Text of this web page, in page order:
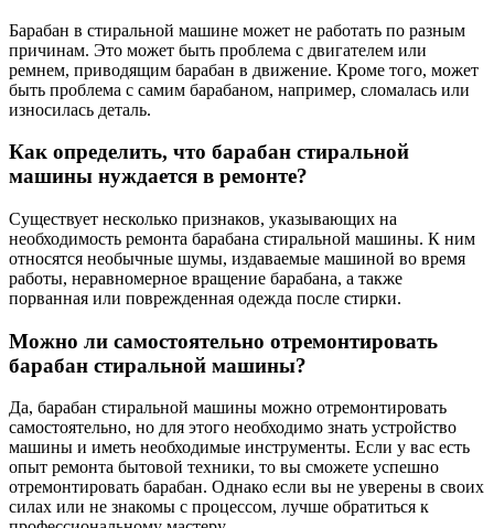
Барабан в стиральной машине может не работать по разным
причинам. Это может быть проблема с двигателем или
ремнем, приводящим барабан в движение. Кроме того, может
быть проблема с самим барабаном, например, сломалась или
износилась деталь.
Как определить, что барабан стиральной
машины нуждается в ремонте?
Существует несколько признаков, указывающих на
необходимость ремонта барабана стиральной машины. К ним
относятся необычные шумы, издаваемые машиной во время
работы, неравномерное вращение барабана, а также
порванная или поврежденная одежда после стирки.
Можно ли самостоятельно отремонтировать
барабан стиральной машины?
Да, барабан стиральной машины можно отремонтировать
самостоятельно, но для этого необходимо знать устройство
машины и иметь необходимые инструменты. Если у вас есть
опыт ремонта бытовой техники, то вы сможете успешно
отремонтировать барабан. Однако если вы не уверены в своих
силах или не знакомы с процессом, лучше обратиться к